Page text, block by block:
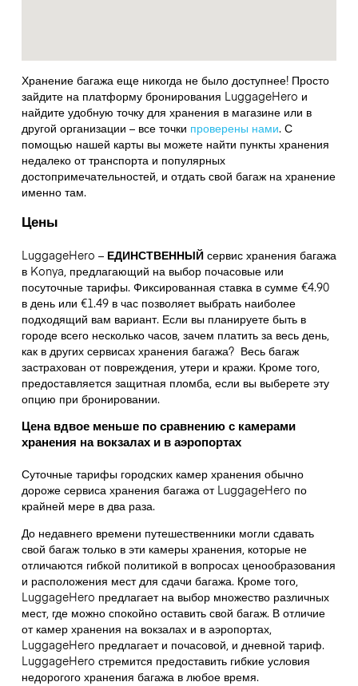
Хранение багажа еще никогда не было доступнее! Просто
зайдите на платформу бронирования LuggageHero и
найдите удобную точку для хранения в магазине или в
другой организации – все точки проверены нами. С
помощью нашей карты вы можете найти пункты хранения
недалеко от транспорта и популярных
достопримечательностей, и отдать свой багаж на хранение
именно там.
Цены
LuggageHero – ЕДИНСТВЕННЫЙсервис хранения багажа
в Konya, предлагающий на выбор почасовые или
посуточные тарифы. Фиксированная ставка в сумме €4.90
в день или €1.49 в час позволяет выбрать наиболее
подходящий вам вариант. Если вы планируете быть в
городе всего несколько часов, зачем платить за весь день,
как в других сервисах хранения багажа? Весь багаж
застрахован от повреждения, утери и кражи. Кроме того,
предоставляется защитная пломба, если вы выберете эту
опцию при бронировании.
Цена вдвое меньше по сравнению с камерами
хранения на вокзалах и в аэропортах
Суточные тарифы городских камер хранения обычно
дороже сервиса хранения багажа от LuggageHero по
крайней мере в два раза.
До недавнего времени путешественники могли сдавать
свой багаж только в эти камеры хранения, которые не
отличаются гибкой политикой в вопросах ценообразования
и расположения мест для сдачи багажа. Кроме того,
LuggageHero предлагает на выбор множество различных
мест, где можно спокойно оставить свой багаж. В отличие
от камер хранения на вокзалах и в аэропортах,
LuggageHero предлагает и почасовой, и дневной тариф.
LuggageHero стремится предоставить гибкие условия
недорогого хранения багажа в любое время.